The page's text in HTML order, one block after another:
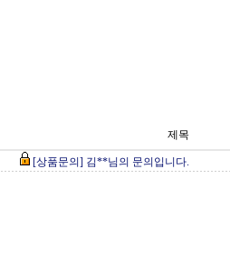
제목
[상품문의] 김**님의 문의입니다.